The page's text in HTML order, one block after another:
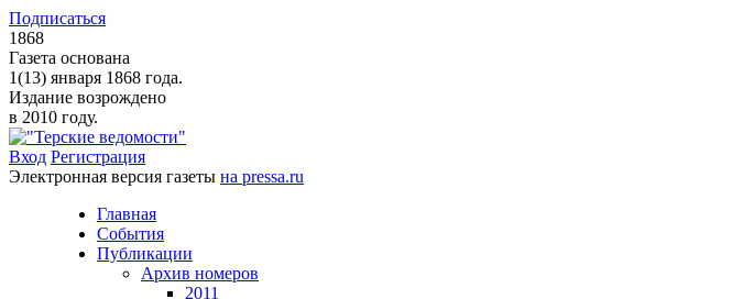
Подписаться
1868
Газета основана
1(13) января 1868 года.
Издание возрождено
в 2010 году.
Вход Регистрация
Электронная версия газеты на pressa.ru
Главная
События
Публикации
Архив номеров
2011